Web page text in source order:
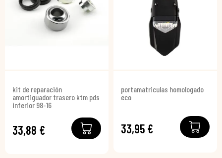
kit de reparación
amortiguador trasero ktm pds
inferior 98-16
33,88 €
portamatriculas homologado
eco
33,95 €